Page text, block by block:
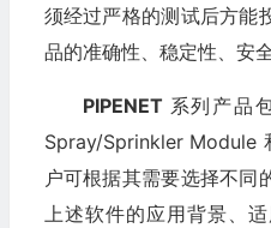
须经过严格的测试后方能
品的准确性、稳定性、安
PIPENET 系列产品
Spray/Sprinkler Module
户可根据其需要选择不同
上述软件的应用背景、